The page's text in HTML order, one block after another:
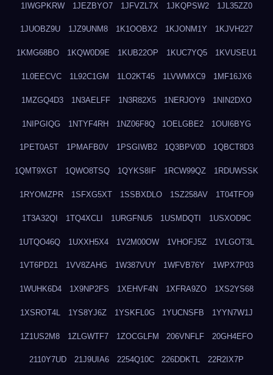
1IWGPKRW 1JEZBYO7 1JFVZL7X 1JKQPSW2 1JL35ZZ0
1JUOBZ9U 1JZ9UNM8 1K1OOBX2 1KJONM1Y 1KJVH227
1KMG68BO 1KQW0D9E 1KUB22OP 1KUC7YQ5 1KVUSEU1
1L0EECVC 1L92C1GM 1LO2KT45 1LVWMXC9 1MF16JX6
1MZGQ4D3 1N3AELFF 1N3R82X5 1NERJOY9 1NIN2DXO
1NIPGIQG 1NTYF4RH 1NZ06F8Q 1OELGBE2 1OUI6BYG
1PET0A5T 1PMAFB0V 1PSGIWB2 1Q3BPV0D 1QBCT8D3
1QMT9XGT 1QWO8TSQ 1QYKS8IF 1RCW99QZ 1RDUWSSK
1RYOMZPR 1SFXG5XT 1SSBXDLO 1SZ258AV 1T04TFO9
1T3A32QI 1TQ4XCLI 1URGFNU5 1USMDQTI 1USXOD9C
1UTQO46Q 1UXXH5X4 1V2M00OW 1VHOFJ5Z 1VLGOT3L
1VT6PD21 1VV8ZAHG 1W387VUY 1WFVB76Y 1WPX7P03
1WUHK6D4 1X9NP2FS 1XEHVF4N 1XFRA9ZO 1XS2YS68
1XSROT4L 1YS8YJ6Z 1YSKFL0G 1YUCNSFB 1YYN7W1J
1Z1US2M8 1ZLGWTF7 1ZOCGLFM 206VNFLF 20GH4EFO
2110Y7UD 21J9UIA6 2254Q10C 226DDKTL 22R2IX7P